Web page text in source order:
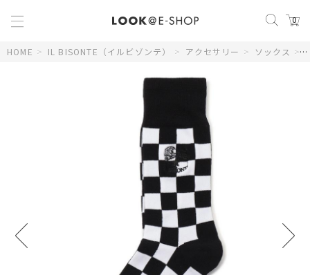
0
HOME > IL BISONTE（イルビゾンテ） > アクセサリー > ソックス >